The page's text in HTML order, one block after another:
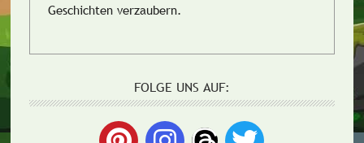
Geschichten verzaubern.
FOLGE UNS AUF: